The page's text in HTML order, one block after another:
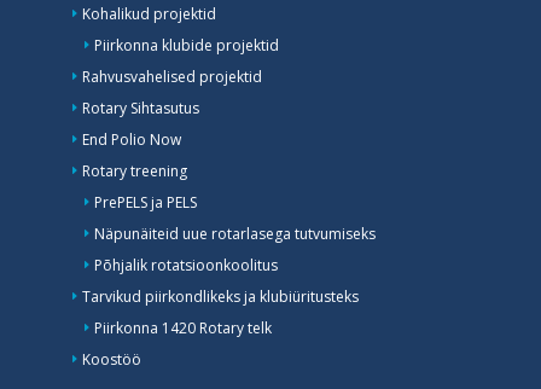
Kohalikud projektid
Piirkonna klubide projektid
Rahvusvahelised projektid
Rotary Sihtasutus
End Polio Now
Rotary treening
PrePELS ja PELS
Näpunäiteid uue rotarlasega tutvumiseks
Põhjalik rotatsioonkoolitus
Tarvikud piirkondlikeks ja klubiüritusteks
Piirkonna 1420 Rotary telk
Koostöö